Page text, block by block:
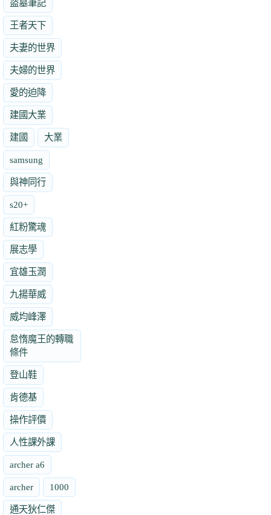
盜墓筆記
王者天下
夫妻的世界
夫婦的世界
愛的迫降
建國大業
建國 大業
samsung
與神同行
s20+
紅粉驚魂
展志學
宜雄玉潤
九揚華威
威均峰澤
怠惰魔王的轉職
條件
登山鞋
肯德基
操作評價
人性課外課
archer a6
archer 1000
通天狄仁傑